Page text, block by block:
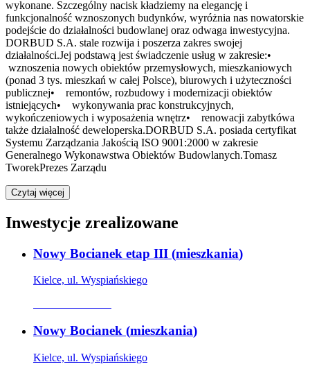
wykonane. Szczególny nacisk kładziemy na elegancję i
funkcjonalność wznoszonych budynków, wyróżnia nas nowatorskie
podejście do działalności budowlanej oraz odwaga inwestycyjna.
DORBUD S.A. stale rozwija i poszerza zakres swojej
działalności.Jej podstawą jest świadczenie usług w zakresie:•
wznoszenia nowych obiektów przemysłowych, mieszkaniowych
(ponad 3 tys. mieszkań w całej Polsce), biurowych i użyteczności
publicznej• remontów, rozbudowy i modernizacji obiektów
istniejących• wykonywania prac konstrukcyjnych,
wykończeniowych i wyposażenia wnętrz• renowacji zabytkówa
także działalność deweloperska.DORBUD S.A. posiada certyfikat
Systemu Zarządzania Jakością ISO 9001:2000 w zakresie
Generalnego Wykonawstwa Obiektów Budowlanych.Tomasz
TworekPrezes Zarządu
Czytaj więcej
Inwestycje zrealizowane
Nowy Bocianek etap III (mieszkania)
Kielce, ul. Wyspiańskiego
Nowy Bocianek (mieszkania)
Kielce, ul. Wyspiańskiego